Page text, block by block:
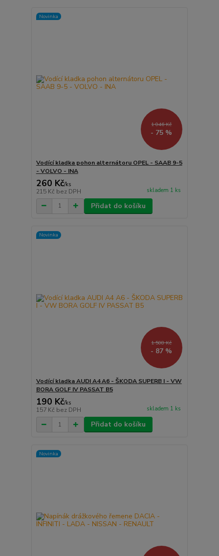
Novinka
1 046 Kč
- 75 %
Vodící kladka pohon alternátoru OPEL - SAAB 9-5
- VOLVO - INA
260 Kč/ks
215 Kč bez DPH skladem 1 ks
Přidat do košíku
Novinka
1 508 Kč
- 87 %
Vodící kladka AUDI A4 A6 - ŠKODA SUPERB I - VW
BORA GOLF IV PASSAT B5
190 Kč/ks
157 Kč bez DPH skladem 1 ks
Přidat do košíku
Novinka